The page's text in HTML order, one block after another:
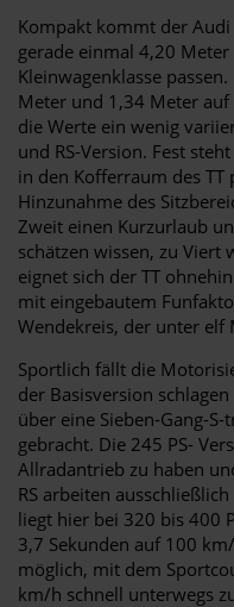
Kompakt kommt der Audi
gerade einmal 4,20
Kleinwagenklasse
Meter und 1,34 Meter
die Werte ein wenig
und RS-Version. Fest
in den Kofferraum des
Hinzunahme des
Zweit einen Kurzurlaub
schätzen wissen, zu Viert
eignet sich der TT
mit eingebautem
Wendekreis, der unter elf
Sportlich fällt die
der Basisversion
über eine Sieben-Gang-
gebracht. Die 245 PS-
Allradantrieb zu haben
RS arbeiten
liegt hier bei 320 bis 400
3,7 Sekunden auf 100
möglich, mit dem
km/h schnell unterwegs